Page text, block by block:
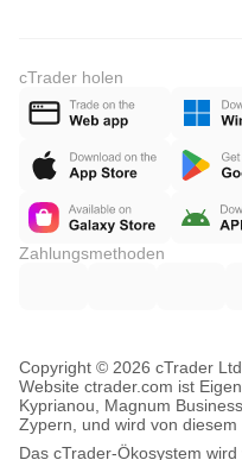
cTrader holen
Zahlungsmethoden
Copyright © 2026 cTrader
Website ctrader.com ist
Kyprianou, Magnum
Zypern, und wird von diesem
Das cTrader-Ökosystem